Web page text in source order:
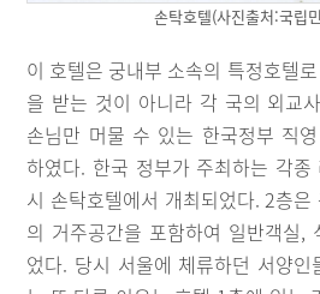
손탁호텔(사진출처:국립
이 호텔은 궁내부 소속의 특정호텔
을 받는 것이 아니라 각 국의 외교
손님만 머물 수 있는 한국정부 직영
하였다. 한국 정부가 주최하는 각
시 손탁호텔에서 개최되었다. 2층
의 거주공간을 포함하여 일반객실,
었다. 당시 서울에 체류하던 서양